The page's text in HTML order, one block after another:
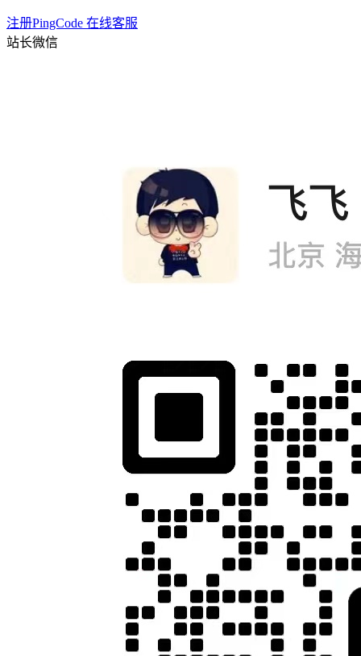
注册PingCode 在线客服
站长微信